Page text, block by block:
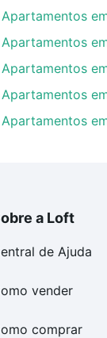
seus sonhos
Apartamentos
Apartamentos
Apartamentos
Apartamentos
Apartamentos
a Loft
de Ajuda
vender
comprar